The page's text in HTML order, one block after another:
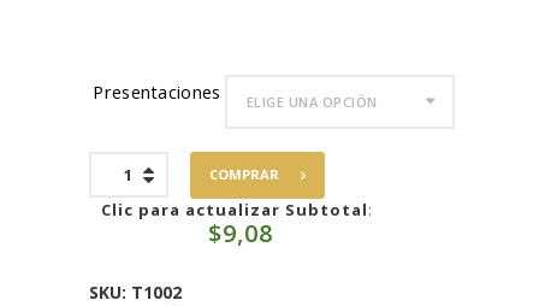
2
Presentaciones
Ángel
COMPRAR
Clic para actualizar Subtotal:
$9,08
SKU: T1002